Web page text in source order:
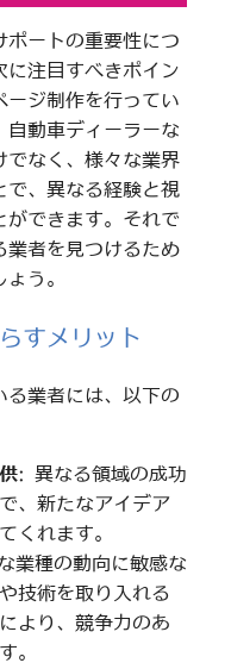
ポートの重要性につ
に注目すべきポイン
ージ制作を行ってい
自動車ディーラーな
でなく、様々な業界
で、異なる経験と視
ができます。それで
業者を見つけるため
う。
すメリット
る業者には、以下の
: 異なる領域の成功
、新たなアイデア
くれます。
業種の動向に敏感な
技術を取り入れる
より、競争力のあ
。